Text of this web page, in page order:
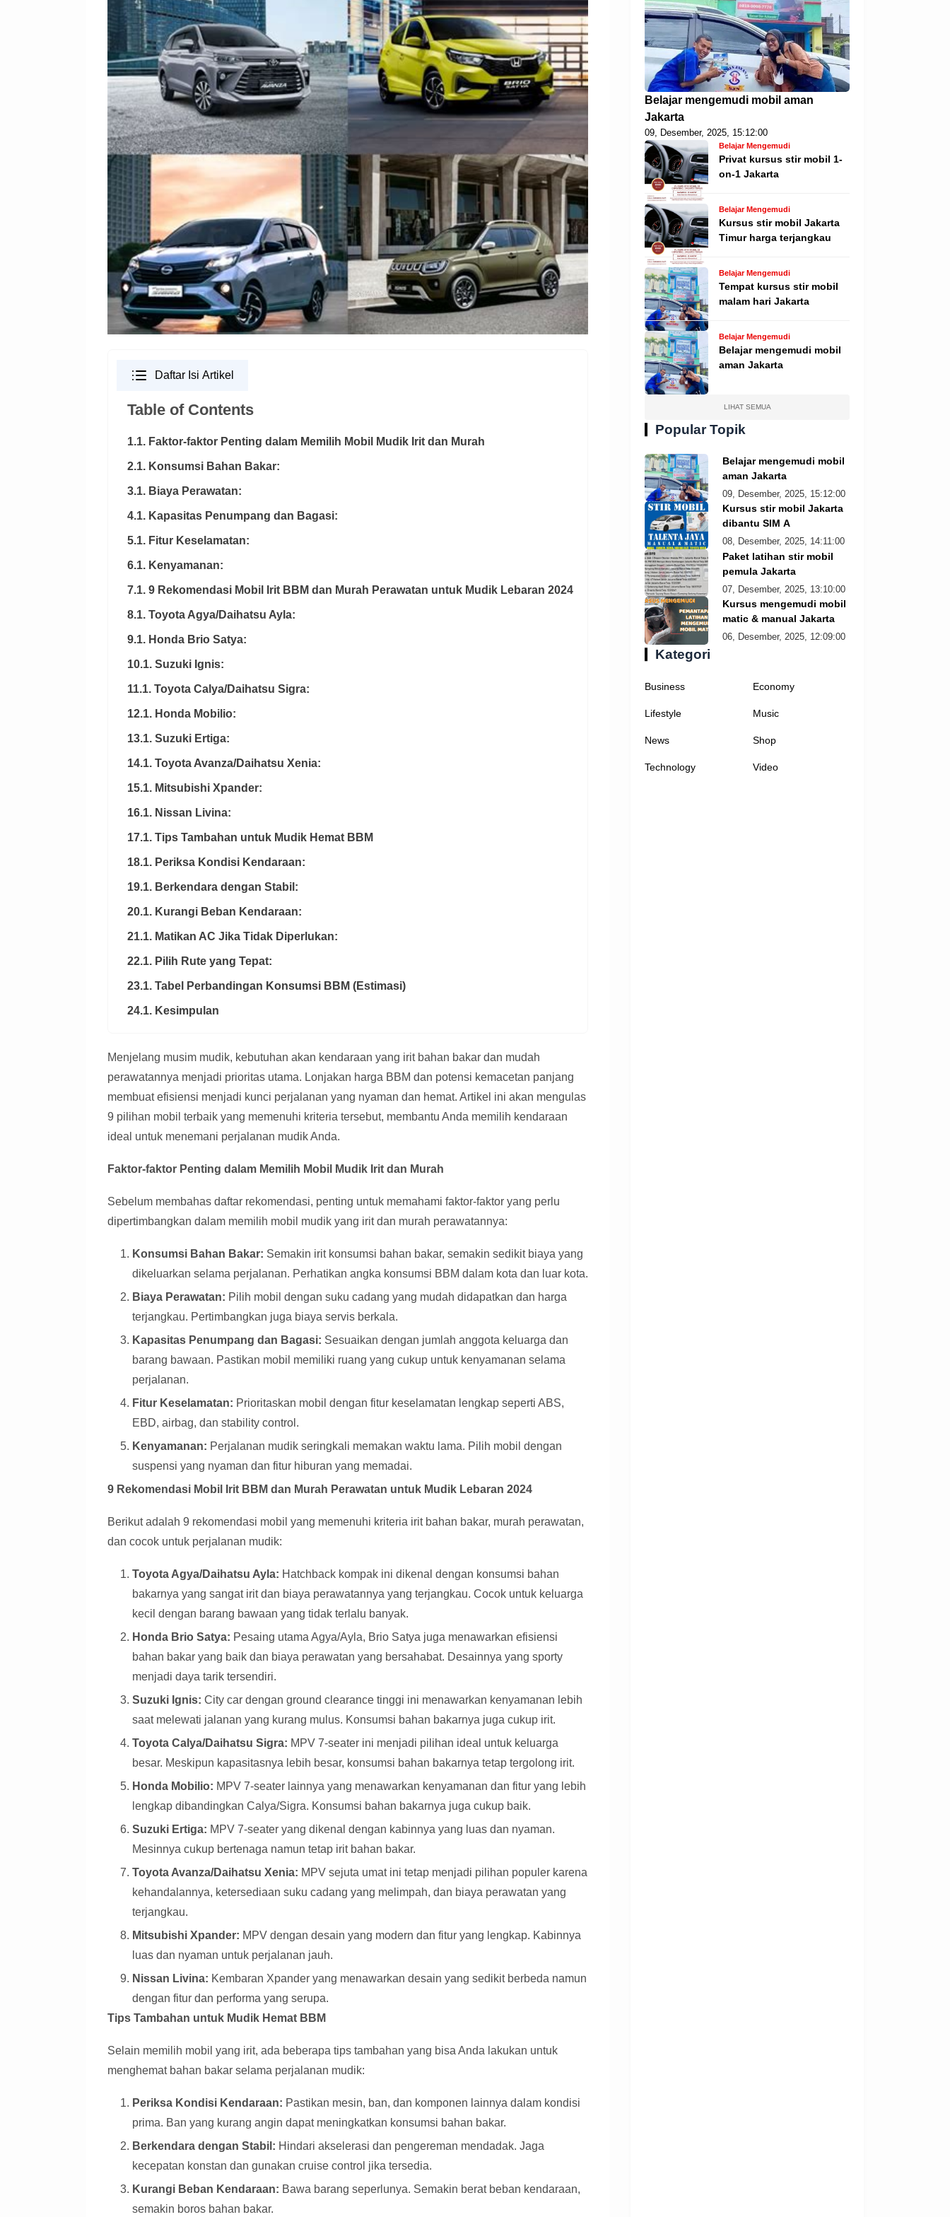
Daftar Isi Artikel
Table of Contents
1.1. Faktor-faktor Penting dalam Memilih Mobil Mudik Irit dan Murah
2.1. Konsumsi Bahan Bakar:
3.1. Biaya Perawatan:
4.1. Kapasitas Penumpang dan Bagasi:
5.1. Fitur Keselamatan:
6.1. Kenyamanan:
7.1. 9 Rekomendasi Mobil Irit BBM dan Murah Perawatan untuk Mudik Lebaran 2024
8.1. Toyota Agya/Daihatsu Ayla:
9.1. Honda Brio Satya:
10.1. Suzuki Ignis:
11.1. Toyota Calya/Daihatsu Sigra:
12.1. Honda Mobilio:
13.1. Suzuki Ertiga:
14.1. Toyota Avanza/Daihatsu Xenia:
15.1. Mitsubishi Xpander:
16.1. Nissan Livina:
17.1. Tips Tambahan untuk Mudik Hemat BBM
18.1. Periksa Kondisi Kendaraan:
19.1. Berkendara dengan Stabil:
20.1. Kurangi Beban Kendaraan:
21.1. Matikan AC Jika Tidak Diperlukan:
22.1. Pilih Rute yang Tepat:
23.1. Tabel Perbandingan Konsumsi BBM (Estimasi)
24.1. Kesimpulan
Menjelang musim mudik, kebutuhan akan kendaraan yang irit bahan bakar dan mudah
perawatannya menjadi prioritas utama. Lonjakan harga BBM dan potensi kemacetan panjang
membuat efisiensi menjadi kunci perjalanan yang nyaman dan hemat. Artikel ini akan mengulas
9 pilihan mobil terbaik yang memenuhi kriteria tersebut, membantu Anda memilih kendaraan
ideal untuk menemani perjalanan mudik Anda.
Faktor-faktor Penting dalam Memilih Mobil Mudik Irit dan Murah
Sebelum membahas daftar rekomendasi, penting untuk memahami faktor-faktor yang perlu
dipertimbangkan dalam memilih mobil mudik yang irit dan murah perawatannya:
Konsumsi Bahan Bakar: Semakin irit konsumsi bahan bakar, semakin sedikit biaya yang
dikeluarkan selama perjalanan. Perhatikan angka konsumsi BBM dalam kota dan luar kota.
Biaya Perawatan: Pilih mobil dengan suku cadang yang mudah didapatkan dan harga
terjangkau. Pertimbangkan juga biaya servis berkala.
Kapasitas Penumpang dan Bagasi: Sesuaikan dengan jumlah anggota keluarga dan
barang bawaan. Pastikan mobil memiliki ruang yang cukup untuk kenyamanan selama
perjalanan.
Fitur Keselamatan: Prioritaskan mobil dengan fitur keselamatan lengkap seperti ABS,
EBD, airbag, dan stability control.
Kenyamanan: Perjalanan mudik seringkali memakan waktu lama. Pilih mobil dengan
suspensi yang nyaman dan fitur hiburan yang memadai.
9 Rekomendasi Mobil Irit BBM dan Murah Perawatan untuk Mudik Lebaran 2024
Berikut adalah 9 rekomendasi mobil yang memenuhi kriteria irit bahan bakar, murah perawatan,
dan cocok untuk perjalanan mudik:
Toyota Agya/Daihatsu Ayla: Hatchback kompak ini dikenal dengan konsumsi bahan
bakarnya yang sangat irit dan biaya perawatannya yang terjangkau. Cocok untuk keluarga
kecil dengan barang bawaan yang tidak terlalu banyak.
Honda Brio Satya: Pesaing utama Agya/Ayla, Brio Satya juga menawarkan efisiensi
bahan bakar yang baik dan biaya perawatan yang bersahabat. Desainnya yang sporty
menjadi daya tarik tersendiri.
Suzuki Ignis: City car dengan ground clearance tinggi ini menawarkan kenyamanan lebih
saat melewati jalanan yang kurang mulus. Konsumsi bahan bakarnya juga cukup irit.
Toyota Calya/Daihatsu Sigra: MPV 7-seater ini menjadi pilihan ideal untuk keluarga
besar. Meskipun kapasitasnya lebih besar, konsumsi bahan bakarnya tetap tergolong irit.
Honda Mobilio: MPV 7-seater lainnya yang menawarkan kenyamanan dan fitur yang lebih
lengkap dibandingkan Calya/Sigra. Konsumsi bahan bakarnya juga cukup baik.
Suzuki Ertiga: MPV 7-seater yang dikenal dengan kabinnya yang luas dan nyaman.
Mesinnya cukup bertenaga namun tetap irit bahan bakar.
Toyota Avanza/Daihatsu Xenia: MPV sejuta umat ini tetap menjadi pilihan populer karena
kehandalannya, ketersediaan suku cadang yang melimpah, dan biaya perawatan yang
terjangkau.
Mitsubishi Xpander: MPV dengan desain yang modern dan fitur yang lengkap. Kabinnya
luas dan nyaman untuk perjalanan jauh.
Nissan Livina: Kembaran Xpander yang menawarkan desain yang sedikit berbeda namun
dengan fitur dan performa yang serupa.
Tips Tambahan untuk Mudik Hemat BBM
Selain memilih mobil yang irit, ada beberapa tips tambahan yang bisa Anda lakukan untuk
menghemat bahan bakar selama perjalanan mudik:
Periksa Kondisi Kendaraan: Pastikan mesin, ban, dan komponen lainnya dalam kondisi
prima. Ban yang kurang angin dapat meningkatkan konsumsi bahan bakar.
Berkendara dengan Stabil: Hindari akselerasi dan pengereman mendadak. Jaga
kecepatan konstan dan gunakan cruise control jika tersedia.
Kurangi Beban Kendaraan: Bawa barang seperlunya. Semakin berat beban kendaraan,
semakin boros bahan bakar.
Belajar mengemudi mobil aman
Jakarta
09, Desember, 2025, 15:12:00
Belajar Mengemudi
Privat kursus stir mobil 1-
on-1 Jakarta
Belajar Mengemudi
Kursus stir mobil Jakarta
Timur harga terjangkau
Belajar Mengemudi
Tempat kursus stir mobil
malam hari Jakarta
Belajar Mengemudi
Belajar mengemudi mobil
aman Jakarta
LIHAT SEMUA
Popular Topik
Belajar mengemudi mobil
aman Jakarta
09, Desember, 2025, 15:12:00
Kursus stir mobil Jakarta
dibantu SIM A
08, Desember, 2025, 14:11:00
Paket latihan stir mobil
pemula Jakarta
07, Desember, 2025, 13:10:00
Kursus mengemudi mobil
matic & manual Jakarta
06, Desember, 2025, 12:09:00
Kategori
Business Economy
Lifestyle Music
News Shop
Technology Video